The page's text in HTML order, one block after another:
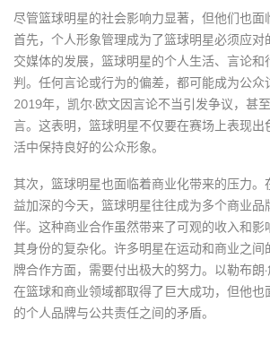
尽管篮球明星的社会影响力显著，但他们也面
首先，个人形象管理成为了篮球明星必须应对
交媒体的发展，篮球明星的个人生活、言论和
判。任何言论或行为的偏差，都可能成为公众
2019年，凯尔·欧文因言论不当引发争议，甚
言。这表明，篮球明星不仅要在赛场上表现出
活中保持良好的公众形象。
其次，篮球明星也面临着商业化带来的压力。
益加深的今天，篮球明星往往成为多个商业品
伴。这种商业合作虽然带来了可观的收入和影
其身份的复杂化。许多明星在运动和商业之间
牌合作方面，需要付出极大的努力。以勒布朗
在篮球和商业领域都取得了巨大成功，但他也
的个人品牌与公共责任之间的矛盾。